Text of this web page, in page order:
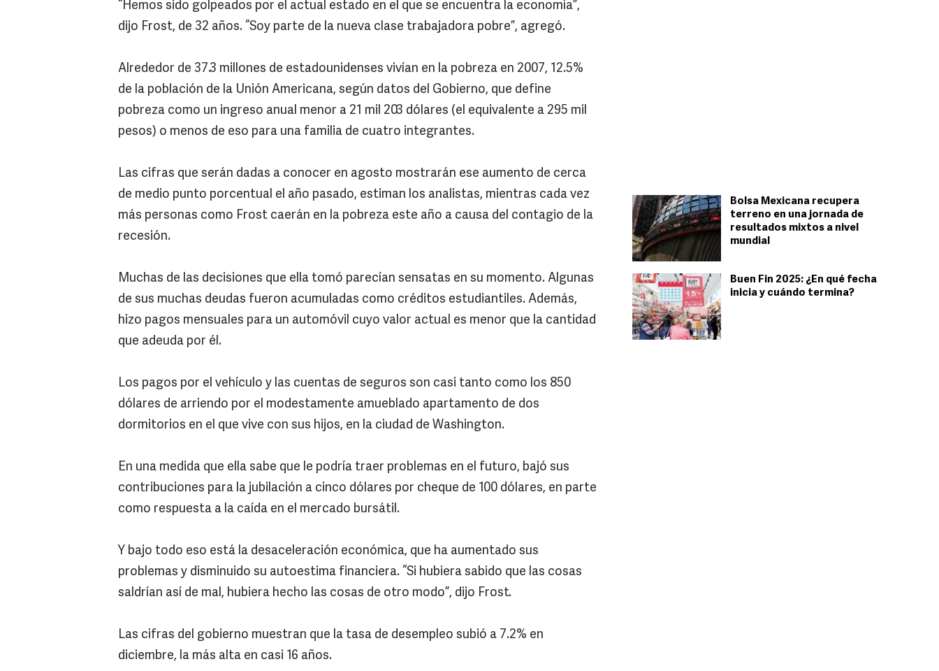
Bolsa Mexicana recupera
terreno en una jornada de
resultados mixtos a nivel
mundial
Buen Fin 2025: ¿En qué fecha
inicia y cuándo termina?
“Hemos sido golpeados por el actual estado en el que se encuentra la economía”,
dijo Frost, de 32 años. “Soy parte de la nueva clase trabajadora pobre”, agregó.
Alrededor de 37.3 millones de estadounidenses vivían en la pobreza en 2007, 12.5%
de la población de la Unión Americana, según datos del Gobierno, que define
pobreza como un ingreso anual menor a 21 mil 203 dólares (el equivalente a 295 mil
pesos) o menos de eso para una familia de cuatro integrantes.
Las cifras que serán dadas a conocer en agosto mostrarán ese aumento de cerca
de medio punto porcentual el año pasado, estiman los analistas, mientras cada vez
más personas como Frost caerán en la pobreza este año a causa del contagio de la
recesión.
Muchas de las decisiones que ella tomó parecían sensatas en su momento. Algunas
de sus muchas deudas fueron acumuladas como créditos estudiantiles. Además,
hizo pagos mensuales para un automóvil cuyo valor actual es menor que la cantidad
que adeuda por él.
Los pagos por el vehículo y las cuentas de seguros son casi tanto como los 850
dólares de arriendo por el modestamente amueblado apartamento de dos
dormitorios en el que vive con sus hijos, en la ciudad de Washington.
En una medida que ella sabe que le podría traer problemas en el futuro, bajó sus
contribuciones para la jubilación a cinco dólares por cheque de 100 dólares, en parte
como respuesta a la caída en el mercado bursátil.
Y bajo todo eso está la desaceleración económica, que ha aumentado sus
problemas y disminuido su autoestima financiera. “Si hubiera sabido que las cosas
saldrían así de mal, hubiera hecho las cosas de otro modo”, dijo Frost.
Las cifras del gobierno muestran que la tasa de desempleo subió a 7.2% en
diciembre, la más alta en casi 16 años.